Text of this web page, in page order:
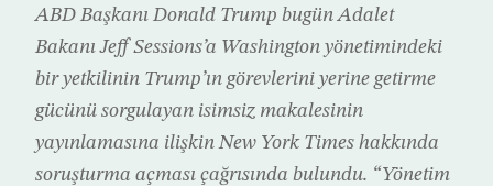
ABD Başkanı Donald Trump bugün Adalet
Bakanı Jeff Sessions’a Washington yönetimindeki
bir yetkilinin Trump’ın görevlerini yerine getirme
gücünü sorgulayan isimsiz makalesinin
yayınlamasına ilişkin New York Times hakkında
soruşturma açması çağrısında bulundu. “Yönetim